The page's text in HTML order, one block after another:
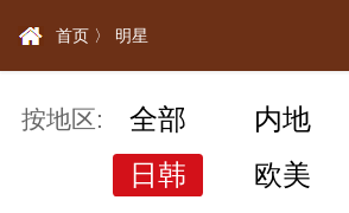
首页 〉 明星
按地区: 全部 内地
日韩
欧美